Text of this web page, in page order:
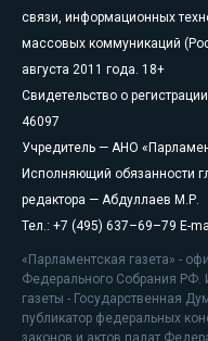
связи, информационных
массовых коммуникаций
августа 2011 года. 18+
Свидетельство о
46097
Учредитель — АНО
Исполняющий обязанности
редактора — Абдуллаев М.Р.
Тел.: +7 (495) 637–69–79 E-
«Парламентская газета» -
Федерального Собрания РФ.
газеты - Государственная
публикатор федеральных
законов и актов палат